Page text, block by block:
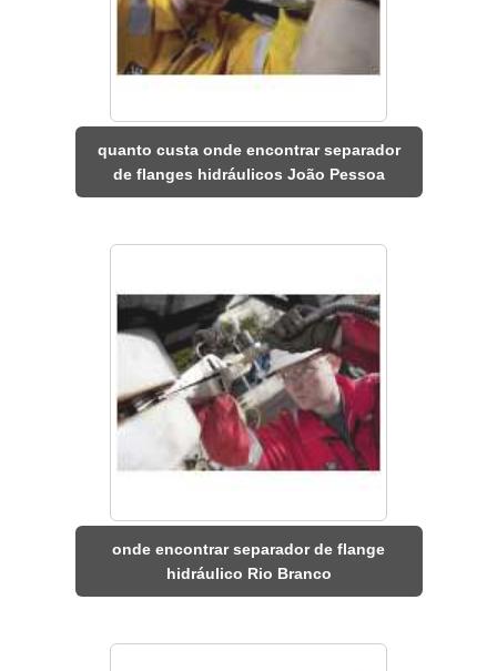
quanto custa onde encontrar separador
de flanges hidráulicos João Pessoa
onde encontrar separador de flange
hidráulico Rio Branco